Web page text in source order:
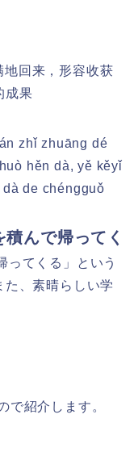
地回来，形容收获
成果
zhǐ zhuāng dé
hěn dà, yě kěyǐ
de chéngguǒ
積んで帰ってく
ってくる」という
、素晴らしい学
で紹介します。